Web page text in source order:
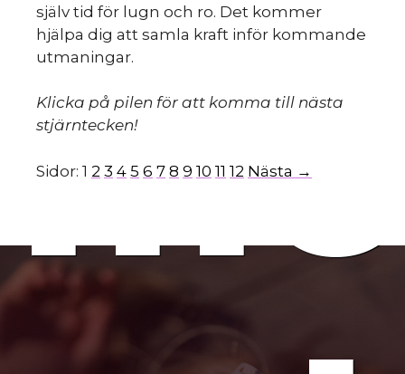
själv tid för lugn och ro. Det kommer
hjälpa dig att samla kraft inför kommande
utmaningar.
Klicka på pilen för att komma till nästa
stjärntecken!
Sidor: 1 2 3 4 5 6 7 8 9 10 11 12 Nästa →